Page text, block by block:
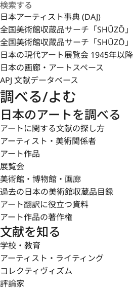
1949年、学制改革に伴い東京
に基づく国宝や重要文化財の
らとともに参加、長く技法につ
あると結論付けた。また、當麻
発見など、松田の観察眼は文化
1955年、重要無形文化財「蒔
から官展を発表の場としていた
1962年、日本工芸会理事長に
選ばれる。1964年、『うるし
戦後の作品では、正倉院宝物
館、金沢）や《迦陵頻伽宝相
なかに凝縮した《蒔絵竹林文箱
《蒔絵箱「赤とんぼ」》（
芸館）などがある。まさに「
美な意匠構成に融合した名品
は、2020年に石川県金沢市に
権六の仕事場」として一般公開
（中尾 優衣）（掲載日：2023-
日本アーティスト事典 (DAJ)
全国美術館収蔵品サーチ「SHŪZŌ」
全国美術館収蔵品サーチ「SHŪZŌ
日本の現代アート展覧会 1945年以降
日本の画廊・アートスペース
APJ 文献データベース
調べる/よむ
日本のアートを調べる
アートに関する文献の探し方
アーティスト・美術関係者
アート作品
展覧会
美術館・博物館・画廊
過去の日本の美術館収蔵品目録
アート翻訳に役立つ資料
アート作品の著作権
文献を知る
学校・教育
アーティスト・ライティング
コレクティヴィズム
評論家